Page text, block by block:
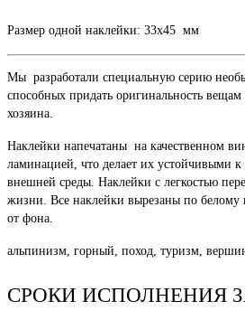
Размер одной наклейки: 33х45 мм
Мы разработали специальную серию
способных придать оригинальность вещам
хозяина.
Наклейки напечатаны на качественном
ламинацией, что делает их устойчивыми
внешней среды. Наклейки с легкостью
жизни. Все наклейки вырезаны по белому
от фона.
альпинизм, горный, поход, туризм,
СРОКИ ИСПОЛНЕНИЯ